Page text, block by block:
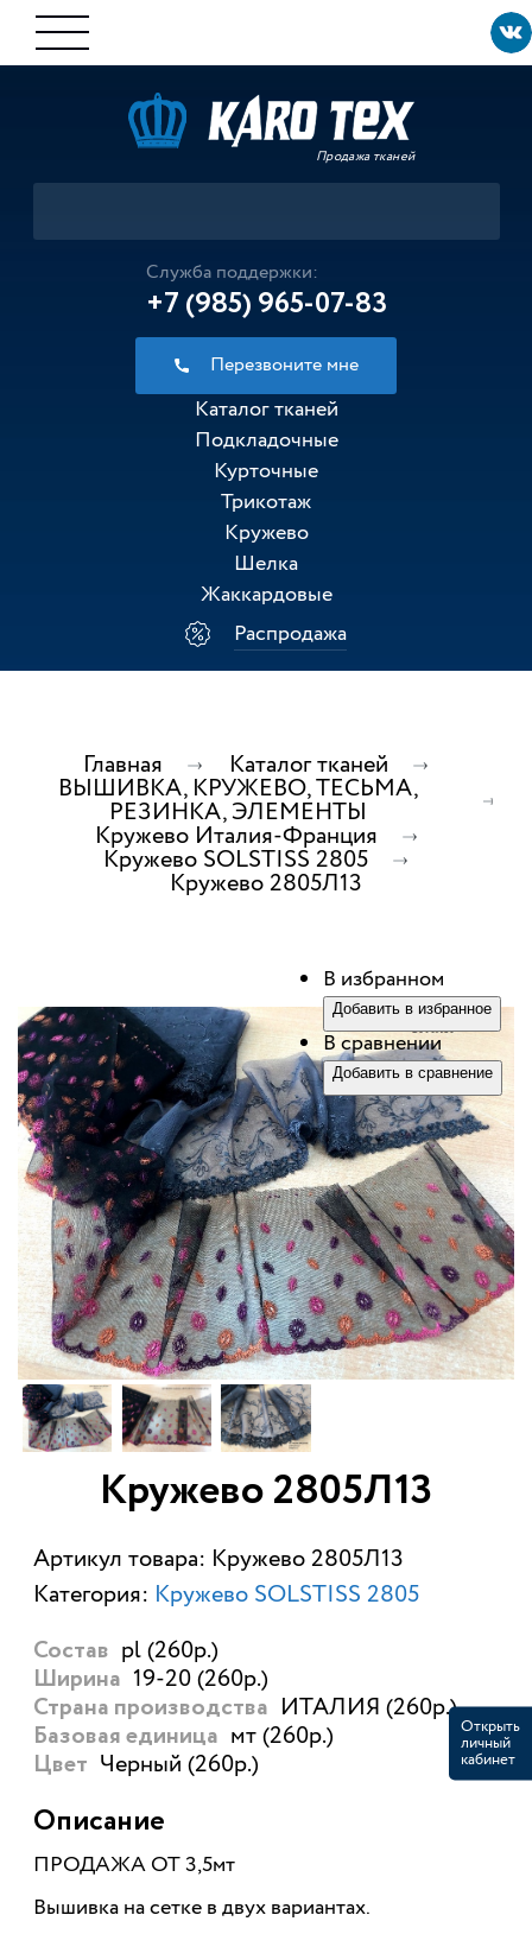
Продажа тканей
Служба поддержки:
+7 (985) 965-07-83
Перезвоните мне
Каталог тканей
Подкладочные
Курточные
Трикотаж
Кружево
Шелка
Жаккардовые
Распродажа
Главная Каталог тканей
ВЫШИВКА, КРУЖЕВО, ТЕСЬМА,
РЕЗИНКА, ЭЛЕМЕНТЫ
Кружево Италия-Франция
Кружево SOLSTISS 2805
Кружево 2805Л13
Кружево 2805Л13
Артикул товара: Кружево 2805Л13
Категория: Кружево SOLSTISS 2805
Состав pl (260р.)
Ширина 19-20 (260р.)
Страна производства ИТАЛИЯ (260р.)
Базовая единица мт (260р.)
Цвет Черный (260р.)
Описание
ПРОДАЖА ОТ 3,5мт
Вышивка на сетке в двух вариантах.
В избранном
Добавить в избранное
В сравнении
Добавить в сравнение
Открыть
личный
кабинет